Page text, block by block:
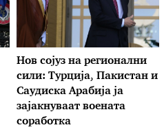
Нов сојуз на регионални
сили: Турција, Пакистан и
Саудиска Арабија ја
зајакнуваат воената
соработка